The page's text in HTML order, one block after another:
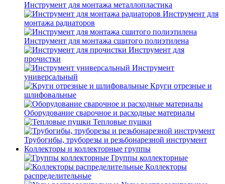
Инструмент для монтажа металлопластика
Инструмент для
монтажа радиаторов
Инструмент для монтажа сшитого полиэтилена
Инструмент для
прочистки
Инструмент
универсальный
Круги отрезные и
шлифовальные
Оборудование сварочное и расходные материалы
Тепловые пушки
Трубогибы, труборезы и резьбонарезной инструмент
Коллекторы и коллекторные группы
Группы коллекторные
Коллекторы
распределительные